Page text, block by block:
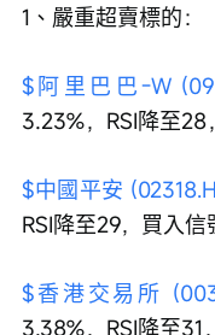
1、嚴重超賣標的：
$阿里巴巴-W
3.23%，RSI降至28
$中國平安
RSI降至29，買入信
$香港交易所
3.38%，RSI降至31